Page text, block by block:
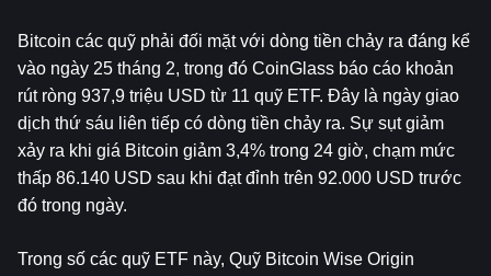
Bitcoin các quỹ phải đối mặt với dòng tiền chảy ra đáng kể
vào ngày 25 tháng 2, trong đó CoinGlass báo cáo khoản
rút ròng 937,9 triệu USD từ 11 quỹ ETF. Đây là ngày giao
dịch thứ sáu liên tiếp có dòng tiền chảy ra. Sự sụt giảm
xảy ra khi giá Bitcoin giảm 3,4% trong 24 giờ, chạm mức
thấp 86.140 USD sau khi đạt đỉnh trên 92.000 USD trước
đó trong ngày.
Trong số các quỹ ETF này, Quỹ Bitcoin Wise Origin